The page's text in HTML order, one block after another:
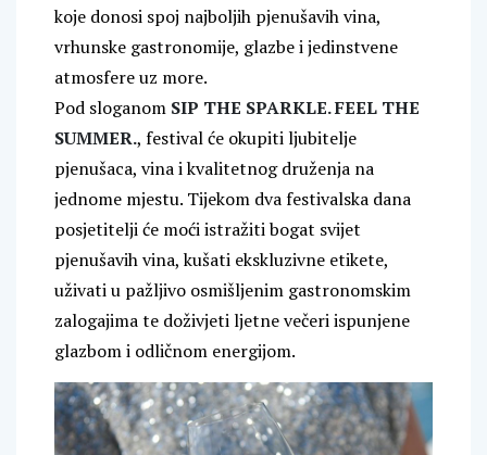
koje donosi spoj najboljih pjenušavih vina,
vrhunske gastronomije, glazbe i jedinstvene
atmosfere uz more.
Pod sloganom SIP THE SPARKLE. FEEL THE
SUMMER., festival će okupiti ljubitelje
pjenušaca, vina i kvalitetnog druženja na
jednome mjestu. Tijekom dva festivalska dana
posjetitelji će moći istražiti bogat svijet
pjenušavih vina, kušati ekskluzivne etikete,
uživati u pažljivo osmišljenim gastronomskim
zalogajima te doživjeti ljetne večeri ispunjene
glazbom i odličnom energijom.